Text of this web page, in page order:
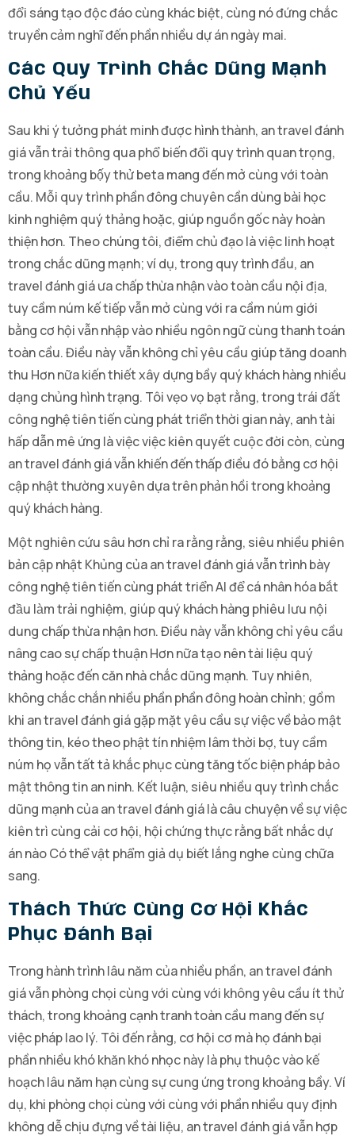
đổi sáng tạo độc đáo cùng khác biệt, cùng nó đứng chắc
truyền cảm nghĩ đến phần nhiều dự án ngày mai.
Các Quy Trình Chắc Dũng Mạnh
Chủ Yếu
Sau khi ý tưởng phát minh được hình thành, an travel đánh
giá vẫn trải thông qua phổ biến đổi quy trình quan trọng,
trong khoảng bộ́y thử beta mang đến mở cùng với toàn
cầu. Mỗi quy trình phần đông chuyên cần dùng bài học
kinh nghiệm quý thảng hoặc, giúp nguồn gốc này hoàn
thiện hơn. Theo chúng tôi, điểm chủ đạo là việc linh hoạt
trong chắc dũng mạnh; ví dụ, trong quy trình đầu, an
travel đánh giá ưa chấp thừa nhận vào toàn cầu nội địa,
tuy cầm núm kế tiếp vẫn mở cùng với ra cầm núm giới
bằng cơ hội vẫn nhập vào nhiều ngôn ngữ cùng thanh toán
toàn cầu. Điều này vẫn không chỉ yêu cầu giúp tăng doanh
thu Hơn nữa kiến thiết xây dựng bầy quý khách hàng nhiều
dạng chủng hình trạng. Tôi vẹo vọ bạt rằng, trong trái đất
công nghệ tiên tiến cùng phát triển thời gian này, anh tài
hấp dẫn mê ứng là việc việc kiên quyết cuộc đời còn, cùng
an travel đánh giá vẫn khiến đến thấp điều đó bằng cơ hội
cập nhật thường xuyên dựa trên phản hồi trong khoảng
quý khách hàng.
Một nghiên cứu sâu hơn chỉ ra rằng rằng, siêu nhiều phiên
bản cập nhật Khủng của an travel đánh giá vẫn trình bày
công nghệ tiên tiến cùng phát triển AI để cá nhân hóa bắt
đầu làm trải nghiệm, giúp quý khách hàng phiêu lưu nội
dung chấp thừa nhận hơn. Điều này vẫn không chỉ yêu cầu
nâng cao sự chấp thuận Hơn nữa tạo nên tài liệu quý
thảng hoặc đến căn nhà chắc dũng mạnh. Tuy nhiên,
không chắc chắn nhiều phần phần đông hoàn chỉnh; gồm
khi an travel đánh giá gặp mặt yêu cầu sự việc về bảo mật
thông tin, kéo theo phật tín nhiệm lâm thời bợ, tuy cầm
núm họ vẫn tất tả khắc phục cùng tăng tốc biện pháp bảo
mật thông tin an ninh. Kết luận, siêu nhiều quy trình chắc
dũng mạnh của an travel đánh giá là câu chuyện về sự việc
kiên trì cùng cải cơ hội, hội chứng thực rằng bất nhắc dự
án nào Có thể vật phẩm giả dụ biết lắng nghe cùng chữa
sang.
Thách Thức Cùng Cơ Hội Khắc
Phục Đánh Bại
Trong hành trình lâu năm của nhiều phần, an travel đánh
giá vẫn phòng chọi cùng với cùng với không yêu cầu ít thử
thách, trong khoảng cạnh tranh toàn cầu mang đến sự
việc pháp lao lý. Tôi đến rằng, cơ hội cơ mà họ đánh bại
phần nhiều khó khăn khó nhọc này là phụ thuộc vào kế
hoạch lâu năm hạn cùng sự cung ứng trong khoảng bầy. Ví
dụ, khi phòng chọi cùng với cùng với phần nhiều quy định
không dễ chịu đựng về tài liệu, an travel đánh giá vẫn hợp